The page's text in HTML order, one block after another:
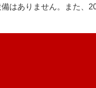
はありません。また、